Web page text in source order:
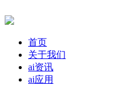
首页
关于我们
ai资讯
ai应用